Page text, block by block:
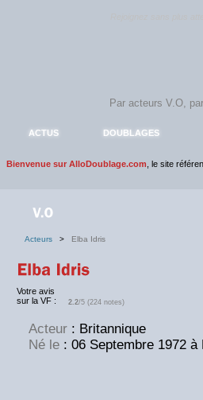
ACTUS DOUBLAGES
Bienvenue sur AlloDoublage.com , le site
Acteurs > Elba Idris
Votre avis
sur la VF :
2.2/5 (224 notes)
Acteur : Britannique
Né le : 06 Septembre 1972